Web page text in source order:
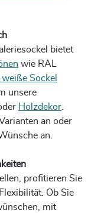
bietet
wie RAL
Sockel
unsere
Holzdekor.
an oder
an.
profitieren Sie
Ob Sie
mit